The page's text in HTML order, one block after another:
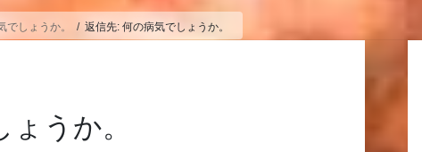
でしょうか。 返信先: 何の病気でしょうか。
うか。